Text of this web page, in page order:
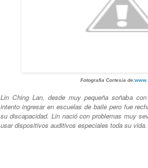
Fotografia Cortesia de:
Lin Ching Lan, desde muy pequeña soñaba
intento ingresar en escuelas de baile pero fue
su discapacidad. Lin nació con problemas muy
usar dispositivos auditivos especiales toda su vida.